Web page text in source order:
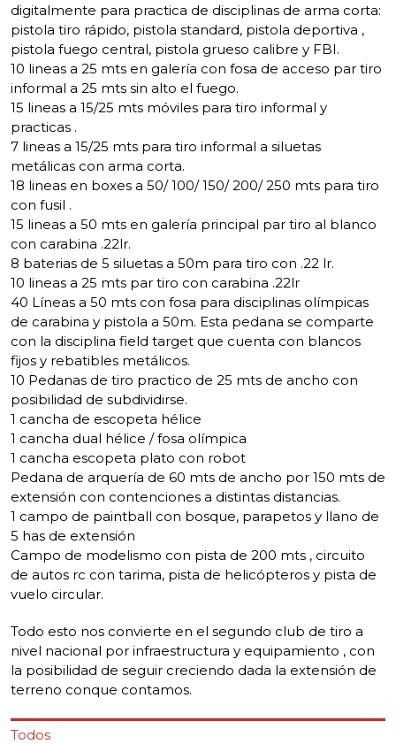
digitalmente para practica de disciplinas de arma corta:
pistola tiro rápido, pistola standard, pistola deportiva ,
pistola fuego central, pistola grueso calibre y FBI.
10 lineas a 25 mts en galería con fosa de acceso par tiro
informal a 25 mts sin alto el fuego.
15 lineas a 15/25 mts móviles para tiro informal y
practicas .
7 lineas a 15/25 mts para tiro informal a siluetas
metálicas con arma corta.
18 lineas en boxes a 50/ 100/ 150/ 200/ 250 mts para tiro
con fusil .
15 lineas a 50 mts en galería principal par tiro al blanco
con carabina .22lr.
8 baterias de 5 siluetas a 50m para tiro con .22 lr.
10 lineas a 25 mts par tiro con carabina .22lr
40 Líneas a 50 mts con fosa para disciplinas olímpicas
de carabina y pistola a 50m. Esta pedana se comparte
con la disciplina field target que cuenta con blancos
fijos y rebatibles metálicos.
10 Pedanas de tiro practico de 25 mts de ancho con
posibilidad de subdividirse.
1 cancha de escopeta hélice
1 cancha dual hélice / fosa olímpica
1 cancha escopeta plato con robot
Pedana de arquería de 60 mts de ancho por 150 mts de
extensión con contenciones a distintas distancias.
1 campo de paintball con bosque, parapetos y llano de
5 has de extensión
Campo de modelismo con pista de 200 mts , circuito
de autos rc con tarima, pista de helicópteros y pista de
vuelo circular.
Todo esto nos convierte en el segundo club de tiro a
nivel nacional por infraestructura y equipamiento , con
la posibilidad de seguir creciendo dada la extensión de
terreno conque contamos.
Todos